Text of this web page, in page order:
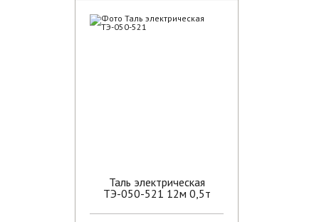
Таль электрическая
ТЭ-050-521 12м 0,5т